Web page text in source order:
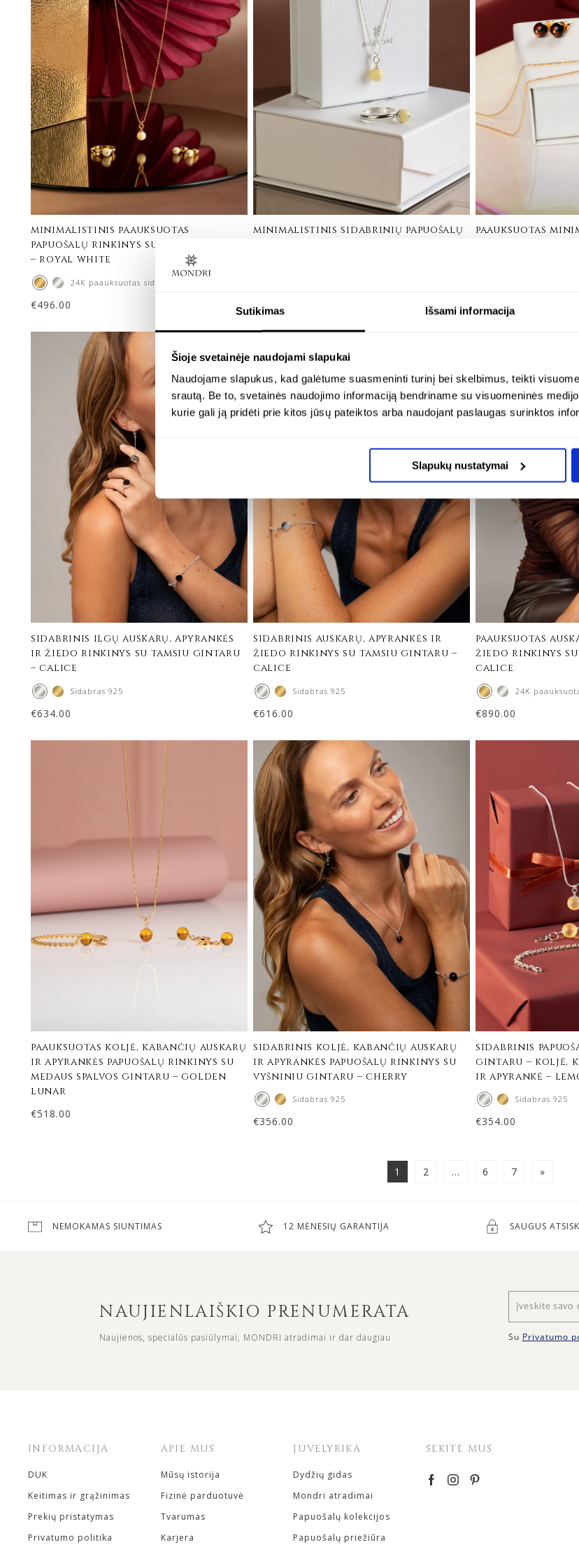
Sutikimas Išsami informacija
Šioje svetainėje naudojami slapukai
Naudojame slapukus, kad galėtume suasmeninti turinį bei skelbimus, teikti
srautą. Be to, svetainės naudojimo informaciją bendriname su visuomeninės
kurie gali ją pridėti prie kitos jūsų pateiktos arba naudojant paslaugas surinktos
Slapukų nustatymai
minimalistinis paauksuotas
papuošalų rinkinys su baltu gintaru
– royal white
24K paauksuotas sidabras
€496.00
minimalistinis sidabrinių papuošalų
€ 358.00
paauksuotas
sidabrinis ilgų auskarų, apyrankės
ir žiedo rinkinys su tamsiu gintaru
– calice
Sidabras 925
€634.00
sidabrinis auskarų, apyrankės ir
žiedo rinkinys su tamsiu gintaru –
calice
Sidabras 925
€616.00
paauksuotas
žiedo rinkinys
calice
24K
€890.00
paauksuotas koljė, kabančių auskarų
ir apyrankės papuošalų rinkinys su
medaus spalvos gintaru – golden
lunar
€518.00
sidabrinis koljė, kabančių auskarų
ir apyrankės papuošalų rinkinys su
vyšniniu gintaru – cherry
Sidabras 925
€356.00
sidabrinis
gintaru – koljė,
ir apyrankė –
Sidabras 925
€354.00
1 2 … 6 7 »
NEMOKAMAS SIUNTIMAS 12 MĖNESIŲ GARANTIJA SAUGUS
NAUJIENLAIŠKIO PRENUMERATA
Naujienos, specialūs pasiūlymai, MONDRI atradimai ir dar daugiau Su Privatumo
INFORMACIJA
DUK
Keitimas ir grąžinimas
Prekių pristatymas
Privatumo politika
APIE MUS
Mūsų istorija
Fizinė parduotuvė
Tvarumas
Karjera
JUVELYRIKA
Dydžių gidas
Mondri atradimai
Papuošalų kolekcijos
Papuošalų priežiūra
SEKITE MUS